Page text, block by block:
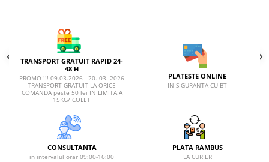
TRANSPORT GRATUIT RAPID 24-
48 H
PROMO !!! 09.03.2026 - 20. 03. 2026
TRANSPORT GRATUIT LA ORICE
COMANDA peste 50 lei IN LIMITA A
15KG/ COLET
PLATESTE ONLINE
IN SIGURANTA CU BT
CONSULTANTA
in intervalul orar 09:00-16:00
PLATA RAMBUS
LA CURIER